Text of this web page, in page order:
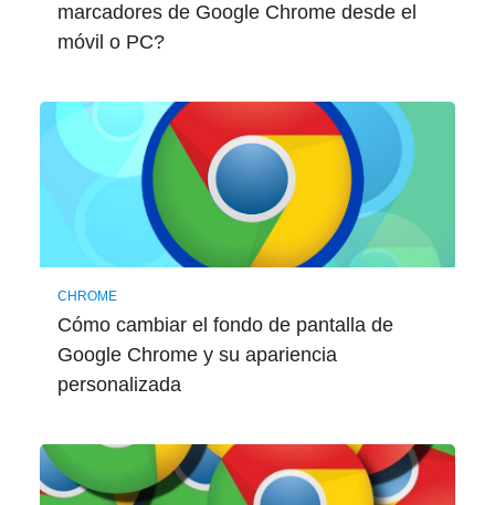
marcadores de Google Chrome desde el
móvil o PC?
CHROME
Cómo cambiar el fondo de pantalla de
Google Chrome y su apariencia
personalizada